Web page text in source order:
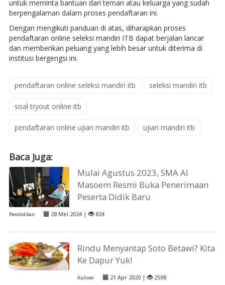
untuk meminta bantuan dari teman atau keluarga yang sudah
berpengalaman dalam proses pendaftaran ini.
Dengan mengikuti panduan di atas, diharapkan proses
pendaftaran online seleksi mandiri ITB dapat berjalan lancar
dan memberikan peluang yang lebih besar untuk diterima di
institusi bergengsi ini.
pendaftaran online seleksi mandiri itb seleksi mandiri itb
soal tryout online itb
pendaftaran online ujian mandiri itb ujian mandiri itb
Baca Juga:
Mulai Agustus 2023, SMA Al
Masoem Resmi Buka Penerimaan
Peserta Didik Baru
Pendidikan 28 Mei 2024 | 824
Rindu Menyantap Soto Betawi? Kita
Ke Dapur Yuk!
Kuliner 21 Apr 2020 | 2598